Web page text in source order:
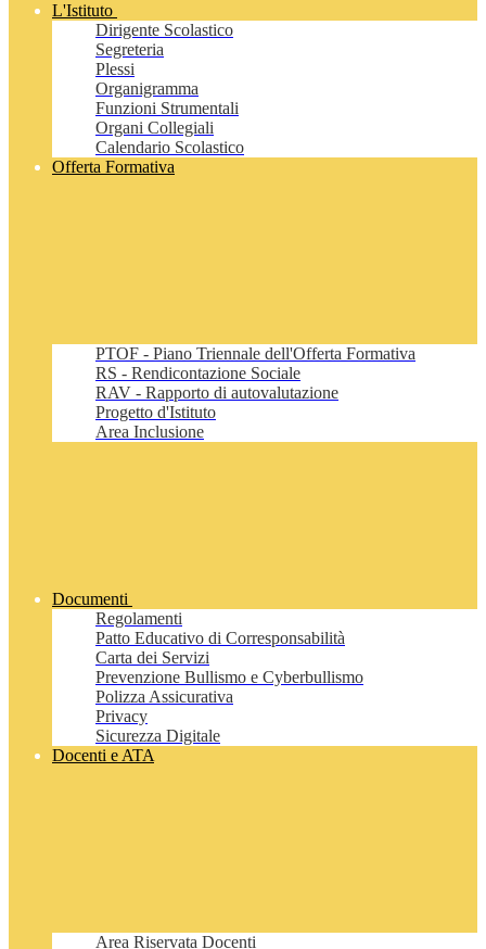
L'Istituto
Dirigente Scolastico
Segreteria
Plessi
Organigramma
Funzioni Strumentali
Organi Collegiali
Calendario Scolastico
Offerta Formativa
PTOF - Piano Triennale dell'Offerta Formativa
RS - Rendicontazione Sociale
RAV - Rapporto di autovalutazione
Progetto d'Istituto
Area Inclusione
Documenti
Regolamenti
Patto Educativo di Corresponsabilità
Carta dei Servizi
Prevenzione Bullismo e Cyberbullismo
Polizza Assicurativa
Privacy
Sicurezza Digitale
Docenti e ATA
Area Riservata Docenti